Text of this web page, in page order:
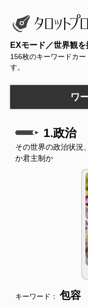
EXモード／世界観
156枚のキーワードカ
す。
ワ
1.政治
その世界の政治状況
か君主制か
キーワード： 包容